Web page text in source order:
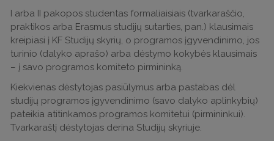
I arba II pakopos studentas formaliaisiais (tvarkaraščio,
praktikos arba Erasmus studijų sutarties, pan.) klausimais
kreipiasi į KF Studijų skyrių, o programos įgyvendinimo, jos
turinio (dalyko aprašo) arba dėstymo kokybės klausimais
– į savo programos komiteto pirmininką.
Kiekvienas dėstytojas pasiūlymus arba pastabas dėl
studijų programos įgyvendinimo (savo dalyko aplinkybių)
pateikia atitinkamos programos komitetui (pirmininkui).
Tvarkaraštį dėstytojas derina Studijų skyriuje.